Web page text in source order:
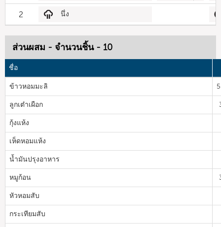
2 นึ่ง
ส่วนผสม - จำนวนชิ้น - 10
ชื่อ
ข้าวหอมมะลิ
ลูกเต๋าเผือก
กุ้งแห้ง
เห็ดหอมแห้ง
น้ำมันปรุงอาหาร
หมูก้อน
หัวหอมสับ
กระเทียมสับ